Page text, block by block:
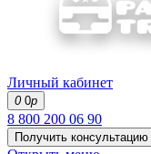
Личный кабинет
0 0р
8 800 200 06 90
Получить консультацию